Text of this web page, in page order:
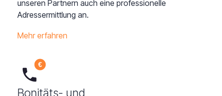
unseren Partnern auch eine professionelle
Adressermittlung an.
Mehr erfahren
Bonitäts- und